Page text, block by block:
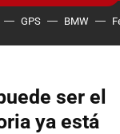
GPS BMW
ser el
ya está